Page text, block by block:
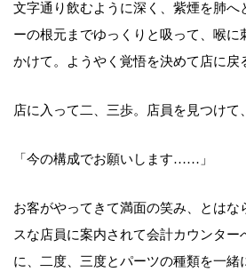
文字通り飲むように深く、紫煙を肺へ
ーの根元までゆっくりと吸って、喉に
かけて。ようやく覚悟を決めて店に戻
店に入って二、三歩。店員を見つけて
「今の構成でお願いします……」
お客がやってきて満面の笑み、とはな
スな店員に案内されて会計カウンター
に、二度、三度とパーツの種類を一緒